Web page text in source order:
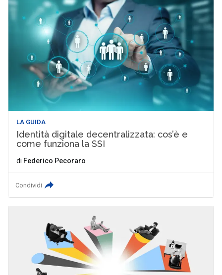
LA GUIDA
Identità digitale decentralizzata: cos’è e
come funziona la SSI
di Federico Pecoraro
Condividi